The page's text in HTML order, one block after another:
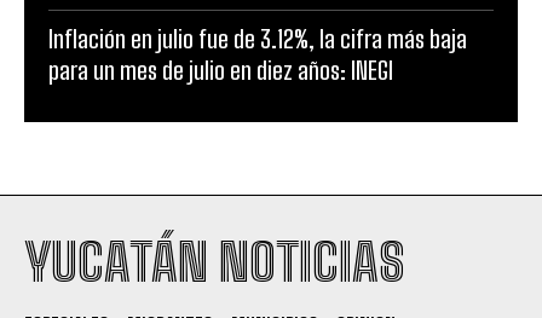
Inflación en julio fue de 3.12%, la cifra más baja
para un mes de julio en diez años: INEGI
YUCATÁN NOTICIAS